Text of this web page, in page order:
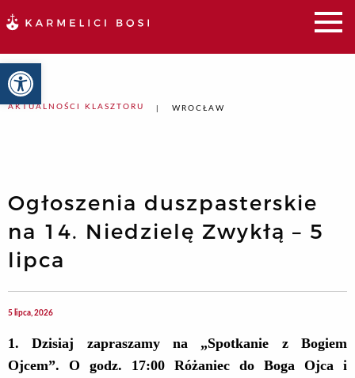
Otwórz pasek narzędzi
AKTUALNOŚCI KLASZTORU WROCŁAW
Ogłoszenia duszpasterskie
na 14. Niedzielę Zwykłą – 5
lipca
5 lipca, 2026
1.Dzisiaj zapraszamy na „Spotkanie z Bogiem
Ojcem”. O godz. 17:00 Różaniec do Boga Ojca i